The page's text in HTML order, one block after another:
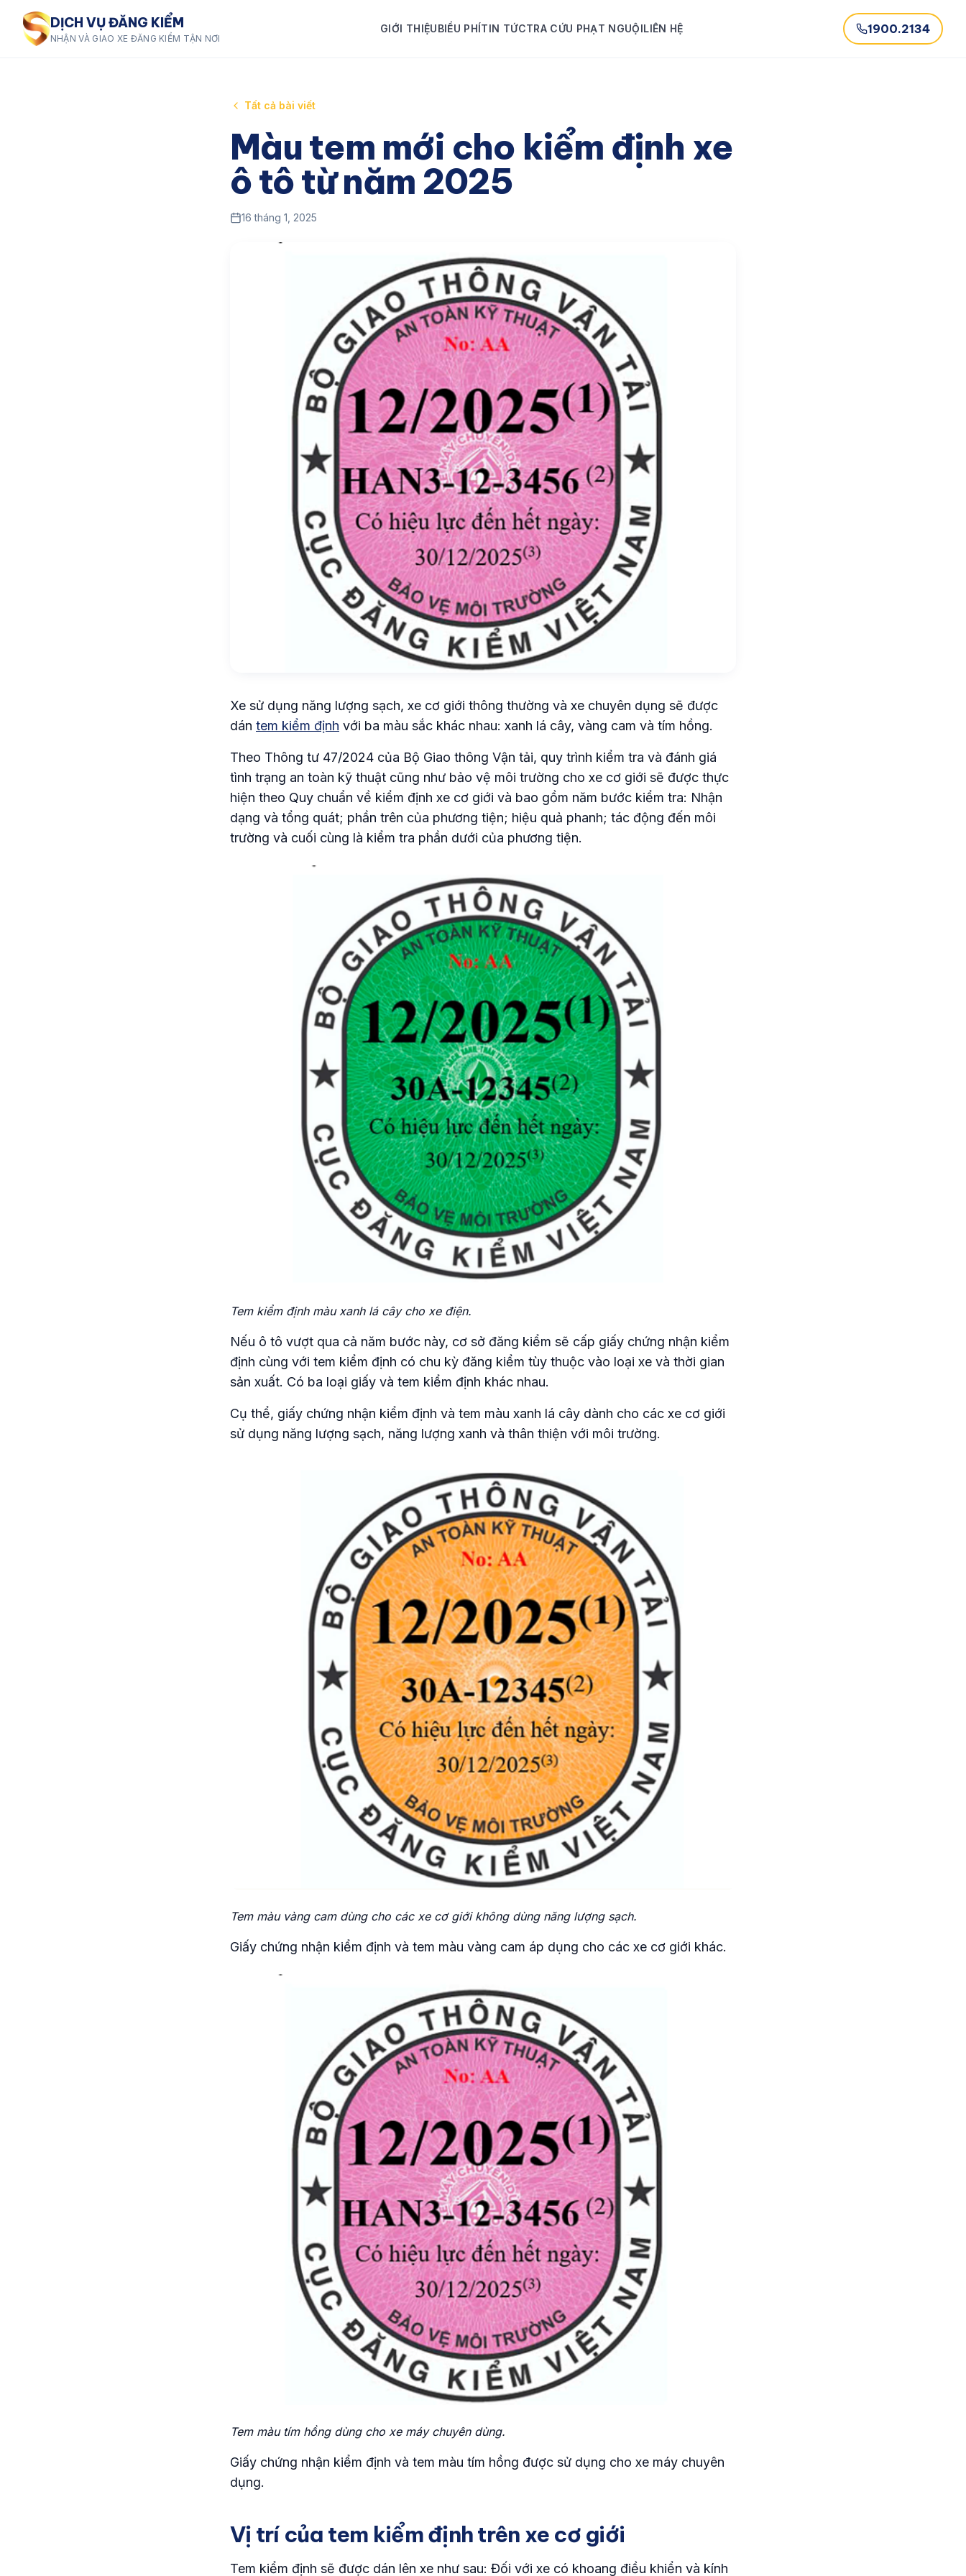
DỊCH VỤ ĐĂNG KIỂM
NHẬN VÀ GIAO XE ĐĂNG KIỂM TẬN NƠI
GIỚI THIỆUBIỂU PHÍTIN TỨCTRA CỨU PHẠT NGUỘILIÊN HỆ 1900.2134
Tất cả bài viết
Màu tem mới cho kiểm định xe
ô tô từ năm 2025
16 tháng 1, 2025
Xe sử dụng năng lượng sạch, xe cơ giới thông thường và xe chuyên dụng sẽ được
dán tem kiểm định với ba màu sắc khác nhau: xanh lá cây, vàng cam và tím hồng.
Theo Thông tư 47/2024 của Bộ Giao thông Vận tải, quy trình kiểm tra và đánh giá
tình trạng an toàn kỹ thuật cũng như bảo vệ môi trường cho xe cơ giới sẽ được thực
hiện theo Quy chuẩn về kiểm định xe cơ giới và bao gồm năm bước kiểm tra: Nhận
dạng và tổng quát; phần trên của phương tiện; hiệu quả phanh; tác động đến môi
trường và cuối cùng là kiểm tra phần dưới của phương tiện.
Tem kiểm định màu xanh lá cây cho xe điện.
Nếu ô tô vượt qua cả năm bước này, cơ sở đăng kiểm sẽ cấp giấy chứng nhận kiểm
định cùng với tem kiểm định có chu kỳ đăng kiểm tùy thuộc vào loại xe và thời gian
sản xuất. Có ba loại giấy và tem kiểm định khác nhau.
Cụ thể, giấy chứng nhận kiểm định và tem màu xanh lá cây dành cho các xe cơ giới
sử dụng năng lượng sạch, năng lượng xanh và thân thiện với môi trường.
Tem màu vàng cam dùng cho các xe cơ giới không dùng năng lượng sạch.
Giấy chứng nhận kiểm định và tem màu vàng cam áp dụng cho các xe cơ giới khác.
Tem màu tím hồng dùng cho xe máy chuyên dùng.
Giấy chứng nhận kiểm định và tem màu tím hồng được sử dụng cho xe máy chuyên
dụng.
Vị trí của tem kiểm định trên xe cơ giới
Tem kiểm định sẽ được dán lên xe như sau: Đối với xe có khoang điều khiển và kính